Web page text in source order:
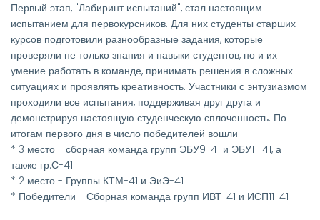
Первый этап, "Лабиринт испытаний", стал настоящим
испытанием для первокурсников. Для них студенты старших
курсов подготовили разнообразные задания, которые
проверяли не только знания и навыки студентов, но и их
умение работать в команде, принимать решения в сложных
ситуациях и проявлять креативность. Участники с энтузиазмом
проходили все испытания, поддерживая друг друга и
демонстрируя настоящую студенческую сплоченность. По
итогам первого дня в число победителей вошли:
* 3 место - сборная команда групп ЭБУ9-41 и ЭБУ11-41, а
также гр.С-41
* 2 место - Группы КТМ-41 и ЭиЭ-41
* Победители - Сборная команда групп ИВТ-41 и ИСП11-41